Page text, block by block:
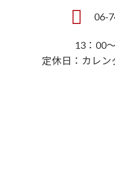
06-
13：00
定休日：カレン